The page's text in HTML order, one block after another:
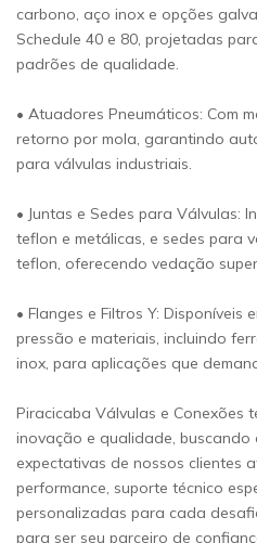
carbono, aço inox e opções
Schedule 40 e 80, projetadas
padrões de qualidade.
• Atuadores Pneumáticos: Com
retorno por mola, garantindo
para válvulas industriais.
• Juntas e Sedes para Válvulas:
teflon e metálicas, e sedes para
teflon, oferecendo vedação
• Flanges e Filtros Y: Disponíveis
pressão e materiais, incluindo
inox, para aplicações que
Piracicaba Válvulas e Conexões
inovação e qualidade, buscando
expectativas de nossos clientes
performance, suporte técnico
personalizadas para cada
para ser seu parceiro de